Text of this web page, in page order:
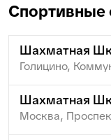
Спортивные
Шахматная
Голицино,
Шахматная
Москва,